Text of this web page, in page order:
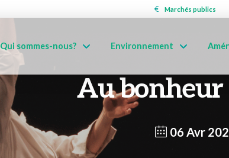
Marchés publics
Qui sommes-nous? Environnement
Au bonheur
06 Avr